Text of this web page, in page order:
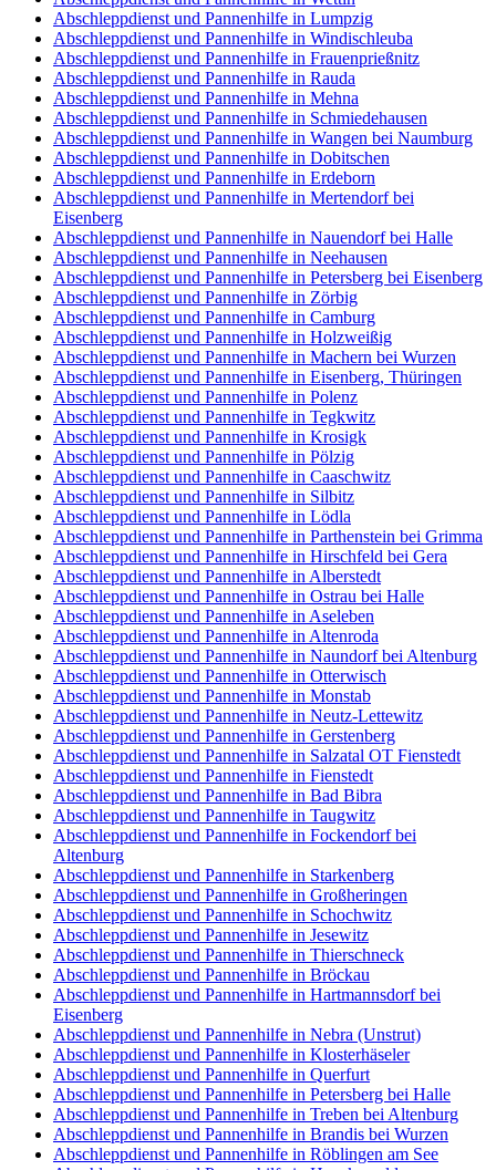
Abschleppdienst und Pannenhilfe in Lumpzig
Abschleppdienst und Pannenhilfe in Windischleuba
Abschleppdienst und Pannenhilfe in Frauenprießnitz
Abschleppdienst und Pannenhilfe in Rauda
Abschleppdienst und Pannenhilfe in Mehna
Abschleppdienst und Pannenhilfe in Schmiedehausen
Abschleppdienst und Pannenhilfe in Wangen bei Naumburg
Abschleppdienst und Pannenhilfe in Dobitschen
Abschleppdienst und Pannenhilfe in Erdeborn
Abschleppdienst und Pannenhilfe in Mertendorf bei
Eisenberg
Abschleppdienst und Pannenhilfe in Nauendorf bei Halle
Abschleppdienst und Pannenhilfe in Neehausen
Abschleppdienst und Pannenhilfe in Petersberg bei Eisenberg
Abschleppdienst und Pannenhilfe in Zörbig
Abschleppdienst und Pannenhilfe in Camburg
Abschleppdienst und Pannenhilfe in Holzweißig
Abschleppdienst und Pannenhilfe in Machern bei Wurzen
Abschleppdienst und Pannenhilfe in Eisenberg, Thüringen
Abschleppdienst und Pannenhilfe in Polenz
Abschleppdienst und Pannenhilfe in Tegkwitz
Abschleppdienst und Pannenhilfe in Krosigk
Abschleppdienst und Pannenhilfe in Pölzig
Abschleppdienst und Pannenhilfe in Caaschwitz
Abschleppdienst und Pannenhilfe in Silbitz
Abschleppdienst und Pannenhilfe in Lödla
Abschleppdienst und Pannenhilfe in Parthenstein bei Grimma
Abschleppdienst und Pannenhilfe in Hirschfeld bei Gera
Abschleppdienst und Pannenhilfe in Alberstedt
Abschleppdienst und Pannenhilfe in Ostrau bei Halle
Abschleppdienst und Pannenhilfe in Aseleben
Abschleppdienst und Pannenhilfe in Altenroda
Abschleppdienst und Pannenhilfe in Naundorf bei Altenburg
Abschleppdienst und Pannenhilfe in Otterwisch
Abschleppdienst und Pannenhilfe in Monstab
Abschleppdienst und Pannenhilfe in Neutz-Lettewitz
Abschleppdienst und Pannenhilfe in Gerstenberg
Abschleppdienst und Pannenhilfe in Salzatal OT Fienstedt
Abschleppdienst und Pannenhilfe in Fienstedt
Abschleppdienst und Pannenhilfe in Bad Bibra
Abschleppdienst und Pannenhilfe in Taugwitz
Abschleppdienst und Pannenhilfe in Fockendorf bei
Altenburg
Abschleppdienst und Pannenhilfe in Starkenberg
Abschleppdienst und Pannenhilfe in Großheringen
Abschleppdienst und Pannenhilfe in Schochwitz
Abschleppdienst und Pannenhilfe in Jesewitz
Abschleppdienst und Pannenhilfe in Thierschneck
Abschleppdienst und Pannenhilfe in Bröckau
Abschleppdienst und Pannenhilfe in Hartmannsdorf bei
Eisenberg
Abschleppdienst und Pannenhilfe in Nebra (Unstrut)
Abschleppdienst und Pannenhilfe in Klosterhäseler
Abschleppdienst und Pannenhilfe in Querfurt
Abschleppdienst und Pannenhilfe in Petersberg bei Halle
Abschleppdienst und Pannenhilfe in Treben bei Altenburg
Abschleppdienst und Pannenhilfe in Brandis bei Wurzen
Abschleppdienst und Pannenhilfe in Röblingen am See